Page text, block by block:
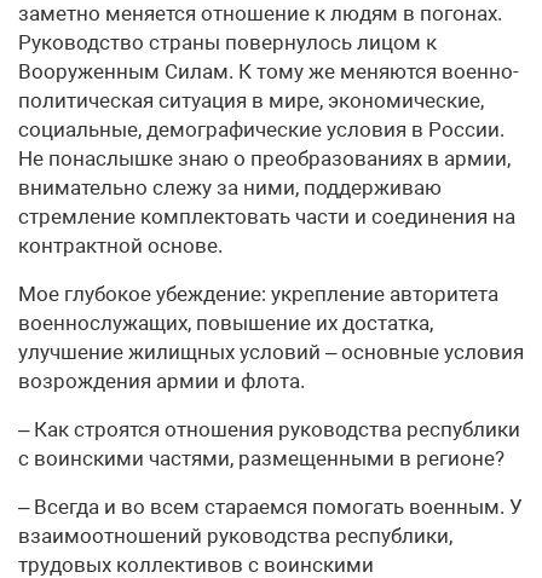
заметно меняется отношение к людям в погонах.
Руководство страны повернулось лицом к
Вооруженным Силам. К тому же меняются военно-
политическая ситуация в мире, экономические,
социальные, демографические условия в России.
Не понаслышке знаю о преобразованиях в армии,
внимательно слежу за ними, поддерживаю
стремление комплектовать части и соединения на
контрактной основе.
Мое глубокое убеждение: укрепление авторитета
военнослужащих, повышение их достатка,
улучшение жилищных условий – основные условия
возрождения армии и флота.
– Как строятся отношения руководства республики
с воинскими частями, размещенными в регионе?
– Всегда и во всем стараемся помогать военным. У
взаимоотношений руководства республики,
трудовых коллективов с воинскими